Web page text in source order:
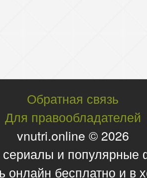
Обратная связь
Для правообладателей
vnutri.online © 2026
и
онлайн бесплатно и в